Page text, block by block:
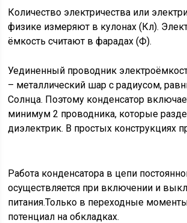
Количество электричества или
физике измеряют в кулонах (Кл).
ёмкость считают в фарадах (Ф).
Уединенный проводник
– металлический шар с радиусом,
Солнца. Поэтому конденсатор
минимум 2 проводника, которые
диэлектрик. В простых конструкциях
Работа конденсатора в цепи
осуществляется при включении и
питания.Только в переходные
потенциал на обкладках.